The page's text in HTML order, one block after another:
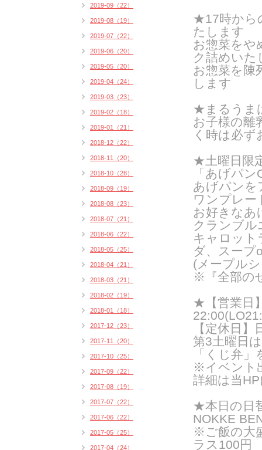
★17時から
たします
お惣菜をや
ク詰めいた
お惣菜を陳
します
★まるうま
お子様の離
く時は必ず
★土曜日限
「あげパ
あげパンを
ワンプレー
お好きなあ
クランブル
キャロット
ダ、スープ
(メープル
※『全部の
★【営業日
【定休日
第3土曜日
「くじ弁
※イベント
詳細は当
★本日の日
NOKKE
※ご飯の大
ラス100円
2019-09（22）
2019-08（19）
2019-07（22）
2019-06（20）
2019-05（20）
2019-04（24）
2019-03（23）
2019-02（18）
2019-01（21）
2018-12（22）
2018-11（20）
2018-10（28）
2018-09（19）
2018-08（23）
2018-07（21）
2018-06（22）
2018-05（25）
2018-04（21）
2018-03（21）
2018-02（19）
2018-01（18）
2017-12（23）
2017-11（20）
2017-10（25）
2017-09（22）
2017-08（19）
2017-07（22）
2017-06（22）
2017-05（25）
2017-04（24）